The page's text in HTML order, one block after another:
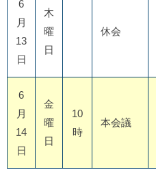
6
月
13
日
木
曜
日
休会
6
月
14
日
金
曜
日
10
時
本会議